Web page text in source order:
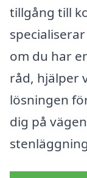
tillgång till
om du har
råd, hjälper
lösningen
dig på